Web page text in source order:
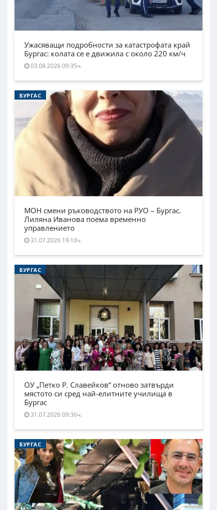
Ужасяващи подробности за катастрофата край
Бургас: колата се е движила с около 220 км/ч
03.08.2026 09:35ч.
БУРГАС
МОН смени ръководството на РУО – Бургас.
Лиляна Иванова поема временно
управлението
31.07.2026 19:10ч.
БУРГАС
ОУ „Петко Р. Славейков“ отново затвърди
мястото си сред най-елитните училища в
Бургас
31.07.2026 09:36ч.
БУРГАС